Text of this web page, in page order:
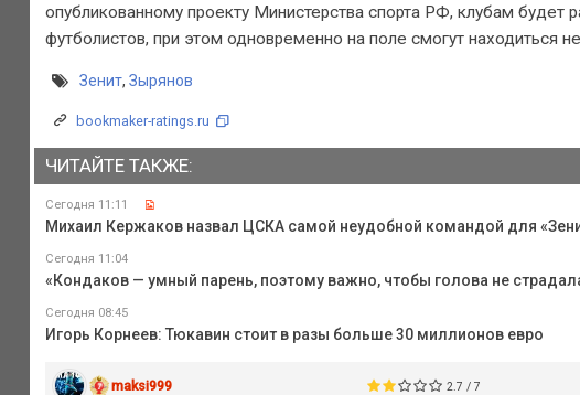
опубликованному проекту Министерства спорта РФ, клубам будет
футболистов, при этом одновременно на поле смогут находиться
Зенит, Зырянов
bookmaker-ratings.ru
ЧИТАЙТЕ ТАКЖЕ:
Сегодня 11:11
Михаил Кержаков назвал ЦСКА самой неудобной командой для
Сегодня 11:04
«Кондаков — умный парень, поэтому важно, чтобы голова не
Сегодня 08:45
Игорь Корнеев: Тюкавин стоит в разы больше 30 миллионов евро
maksi999 2.7 / 7